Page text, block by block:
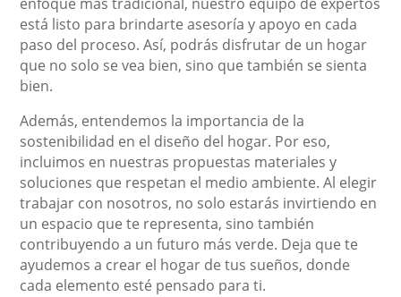
está listo para brindarte asesoría y apoyo en cada
paso del proceso. Así, podrás disfrutar de un hogar
que no solo se vea bien, sino que también se sienta
bien.
Además, entendemos la importancia de la
sostenibilidad en el diseño del hogar. Por eso,
incluimos en nuestras propuestas materiales y
soluciones que respetan el medio ambiente. Al elegir
trabajar con nosotros, no solo estarás invirtiendo en
un espacio que te representa, sino también
contribuyendo a un futuro más verde. Deja que te
ayudemos a crear el hogar de tus sueños, donde
cada elemento esté pensado para ti.